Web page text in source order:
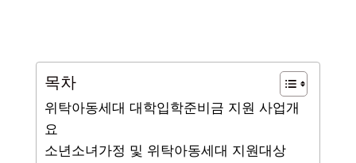
목차
위탁아동세대 대학입학준비금 지원 사업개
요
소년소녀가정 및 위탁아동세대 지원대상